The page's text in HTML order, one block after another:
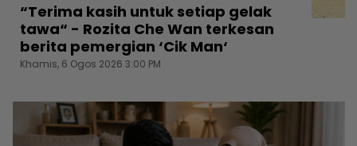
“Terima kasih untuk setiap gelak
tawa“ - Rozita Che Wan terkesan
berita pemergian ‘Cik Man‘
Khamis, 6 Ogos 2026 3:00 PM